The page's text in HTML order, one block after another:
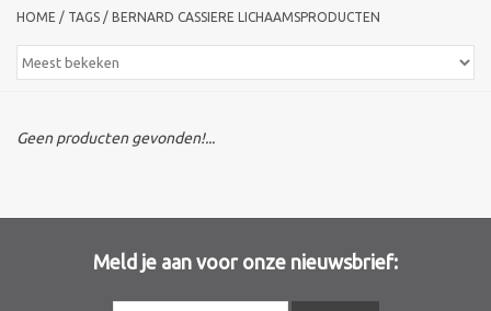
Huidproblemen
Mannen verzorging
Acties
Sothys Paris
HOME / TAGS / BERNARD CASSIERE LICHAAMSPRODUCTEN
Geen producten gevonden!...
Meld je aan voor onze nieuwsbrief: